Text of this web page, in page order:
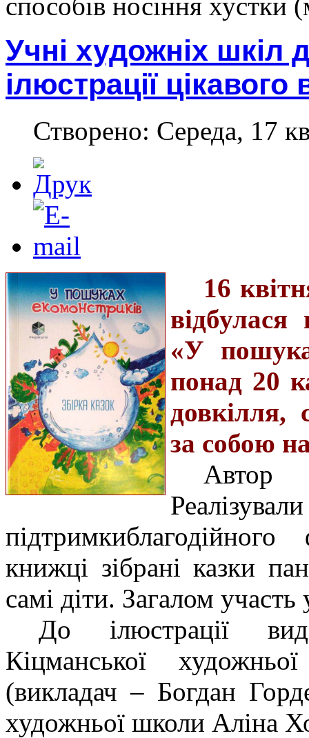
Учні художніх шкіл
ілюстрації
Створено: Середа, 17
16
«У
понад 20
довкілля,
за собою
підтримки
книжці зібрані казки
самі діти. Загалом
До ілюстрації
Кіцманської
(викладач – Богдан
художньої школи Аліна